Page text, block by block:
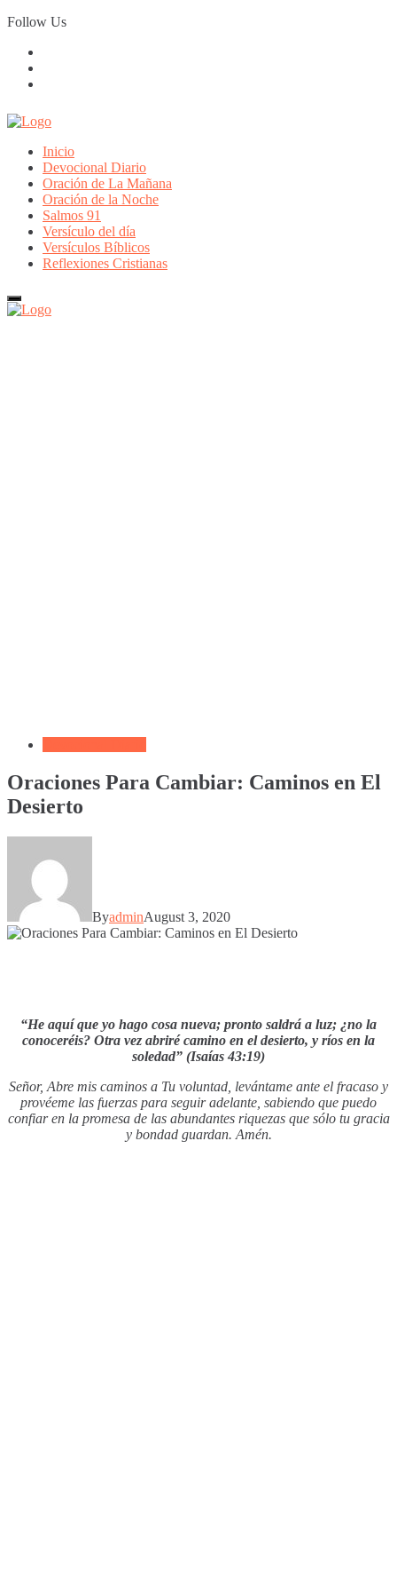
Skip
to
Follow Us
Inicio
Devocional Diario
Oración de La Mañana
Oración de la Noche
Salmos 91
Versículo del día
Versículos Bíblicos
Reflexiones Cristianas
Oraciones Para Cambiar: Caminos en El
Desierto
ByadminAugust 3, 2020
“He aquí que yo hago cosa nueva; pronto saldrá a luz; ¿no la
conoceréis? Otra vez abriré camino en el desierto, y ríos en la
soledad” (Isaías 43:19)
Señor, Abre mis caminos a Tu voluntad, levántame ante el fracaso y
provéeme las fuerzas para seguir adelante, sabiendo que puedo
confiar en la promesa de las abundantes riquezas que sólo tu gracia
y bondad guardan. Amén.